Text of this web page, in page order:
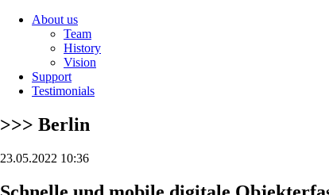
About us
Team
History
Vision
Support
Testimonials
>>> Berlin
23.05.2022 10:36